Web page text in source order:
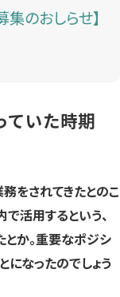
集のおしらせ】
ていた時期
をされてきたとのこ
活用するという、
とか。重要なポジシ
になったのでしょう